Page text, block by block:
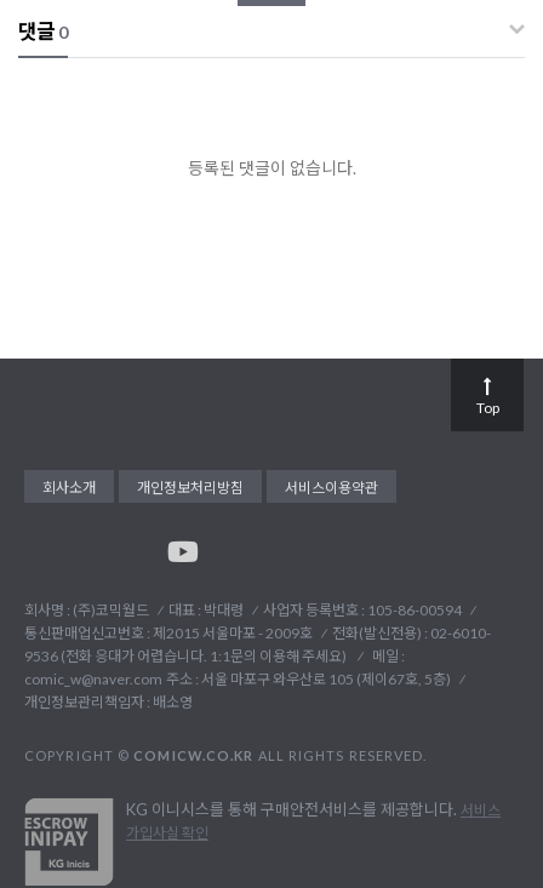
댓글 0
등록된 댓글이 없습니다.
회사소개 개인정보처리방침 서비스이용약관
회사명 : (주)코믹월드 대표 : 박대령
사업자 등록번호 : 105-86-00594
통신판매업신고번호 : 제2015 서울마포 - 2009호
전화(발신전용) : 02-6010-
9536 (전화 응대가 어렵습니다. 1:1문의 이용해 주세요)
메일 :
comic_w@naver.com 주소 : 서울 마포구 와우산로 105 (제이67호, 5층)
개인정보관리책임자 : 배소영
COPYRIGHT © COMICW.CO.KR ALL RIGHTS RESERVED.
KG 이니시스를 통해 구매안전서비스를 제공합니다. 서비스
가입사실 확인
Top